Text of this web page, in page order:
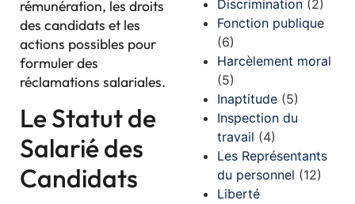
rémunération, les droits
des candidats et les
actions possibles pour
formuler des
réclamations salariales.
Le Statut de
Salarié des
Candidats
Discrimination (2)
Fonction publique
(6)
Harcèlement moral
(5)
Inaptitude (5)
Inspection du
travail (4)
Les Représentants
du personnel (12)
Liberté